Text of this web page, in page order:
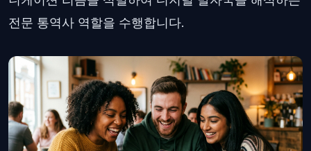
전문 통역사 역할을 수행합니다.